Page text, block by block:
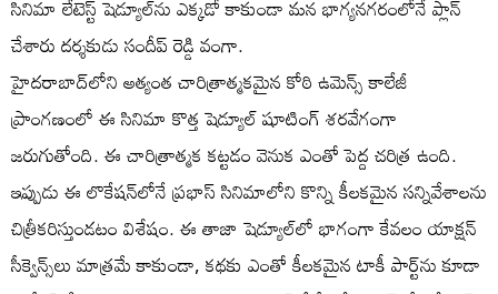
సినిమా లేటెస్ట్ షెడ్యూల్‌ను ఎక్కడో కాకుండా మన భాగ్యనగరంలోనే ప్లాన్
చేశారు దర్శకుడు సందీప్ రెడ్డి వంగా.
హైదరాబాద్‌లోని అత్యంత చారిత్రాత్మకమైన కోఠి ఉమెన్స్ కాలేజీ
ప్రాంగణంలో ఈ సినిమా కొత్త షెడ్యూల్ షూటింగ్ శరవేగంగా
జరుగుతోంది. ఈ చారిత్రాత్మక కట్టడం వెనుక ఎంతో పెద్ద చరిత్ర ఉంది.
ఇప్పుడు ఈ లొకేషన్‌లోనే ప్రభాస్ సినిమాలోని కొన్ని కీలకమైన సన్నివేశాలను
చిత్రీకరిస్తుండటం విశేషం. ఈ తాజా షెడ్యూల్‌లో భాగంగా కేవలం యాక్షన్
సీక్వెన్స్‌లు మాత్రమే కాకుండా, కథకు ఎంతో కీలకమైన టాకీ పార్ట్‌ను కూడా